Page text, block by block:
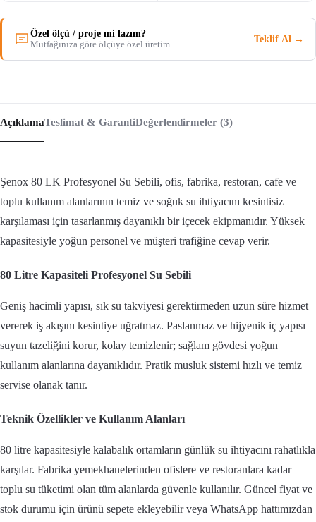
Özel ölçü / proje mi lazım?
Mutfağınıza göre ölçüye özel üretim.
Teklif Al →
AçıklamaTeslimat & GarantiDeğerlendirmeler (3)
Şenox 80 LK Profesyonel Su Sebili, ofis, fabrika, restoran, cafe ve
toplu kullanım alanlarının temiz ve soğuk su ihtiyacını kesintisiz
karşılaması için tasarlanmış dayanıklı bir içecek ekipmanıdır. Yüksek
kapasitesiyle yoğun personel ve müşteri trafiğine cevap verir.
80 Litre Kapasiteli Profesyonel Su Sebili
Geniş hacimli yapısı, sık su takviyesi gerektirmeden uzun süre hizmet
vererek iş akışını kesintiye uğratmaz. Paslanmaz ve hijyenik iç yapısı
suyun tazeliğini korur, kolay temizlenir; sağlam gövdesi yoğun
kullanım alanlarına dayanıklıdır. Pratik musluk sistemi hızlı ve temiz
servise olanak tanır.
Teknik Özellikler ve Kullanım Alanları
80 litre kapasitesiyle kalabalık ortamların günlük su ihtiyacını rahatlıkla
karşılar. Fabrika yemekhanelerinden ofislere ve restoranlara kadar
toplu su tüketimi olan tüm alanlarda güvenle kullanılır. Güncel fiyat ve
stok durumu için ürünü sepete ekleyebilir veya WhatsApp hattımızdan